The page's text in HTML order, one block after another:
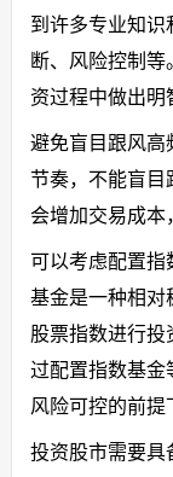
到许多专业知识
断、风险控制
资过程中做出明
避免盲目跟风高
节奏，不能盲目
会增加交易成本
可以考虑配置指
基金是一种相对
股票指数进行投
过配置指数基金
风险可控的前提
投资股市需要具